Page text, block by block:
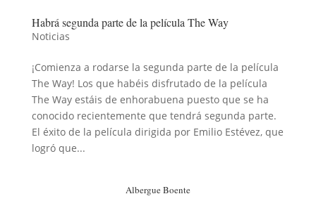
Habrá segunda parte de la película The Way
Noticias
¡Comienza a rodarse la segunda parte de la película
The Way! Los que habéis disfrutado de la película
The Way estáis de enhorabuena puesto que se ha
conocido recientemente que tendrá segunda parte.
El éxito de la película dirigida por Emilio Estévez, que
logró que...
Albergue Boente